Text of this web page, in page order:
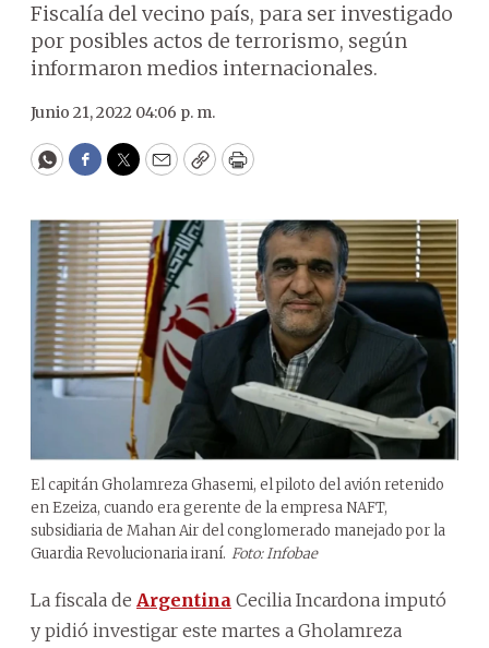
Fiscalía del vecino país, para ser investigado
por posibles actos de terrorismo, según
informaron medios internacionales.
Junio 21, 2022 04:06 p. m.
WhatsApp
Facebook
Twitter
EmailCopyPrint
El capitán Gholamreza Ghasemi, el piloto del avión retenido
en Ezeiza, cuando era gerente de la empresa NAFT,
subsidiaria de Mahan Air del conglomerado manejado por la
Guardia Revolucionaria iraní. Foto: Infobae
La fiscala de Argentina Cecilia Incardona imputó
y pidió investigar este martes a Gholamreza